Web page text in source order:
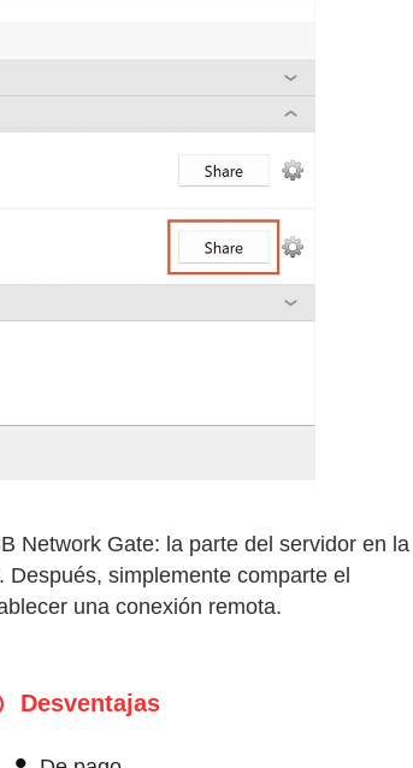
Network Gate: la parte del servidor en la
simplemente comparte el
una conexión remota.
Desventajas